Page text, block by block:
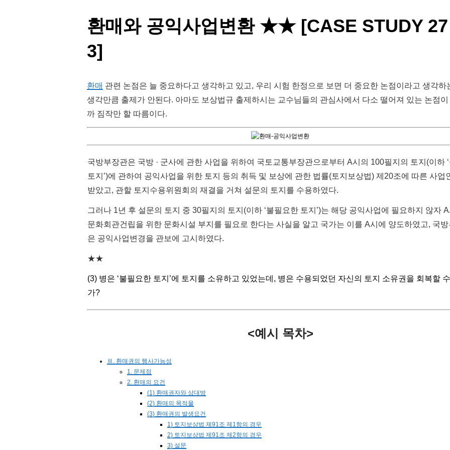
환매와 공익사업변환 ★★ [CASE STUDY
3]
환매 관련 논점은 늘 중요하다고 생각하고 있고, 우리 시험 한정으로 보면 더 중요한 논점이라고 생각하
생각만큼 출제가 안된다. 아마도 보상법규 출제하시는 교수님들의 관심사에서 다소 떨어져 있는 논점
까 짐작만 할 따름이다.
국방부장관은 국방 · 군사에 관한 사업을 위하여 국토교통부장관으로부터 A시의 100필지의 토지(이하
토지’)에 관하여 공익사업을 위한 토지 등의 취득 및 보상에 관한 법률(토지보상법) 제20조에 따른 사업
받았고, 관할 토지수용위원회의 재결을 거쳐 설문의 토지를 수용하였다.
그러나 1년 후 설문의 토지 중 30필지의 토지(이하 ‘불필요한 토지’)는 해당 공익사업에 필요하지 않자
문화회관건립을 위한 문화시설 부지를 필요로 한다는 사실을 알고 국가는 이를 A시에 양도하였고, 국
은 공익사업변경을 관보에 고시하였다.
★★
(3) 병은 ‘불필요한 토지’에 토지를 소유하고 있었는데, 병은 수용되었던 자신의 토지 소유권을 회복할
가?
<예시 목차>
Ⅲ. 환매권의 행사가능성
1. 문제점
2. 환매의 요건
(1) 환매권자와 상대방
(2) 환매의 목적물
(3) 환매권의 발생요건
1) 토지보상법 제91조 제1항의 경우
2) 토지보상법 제91조 제2항의 경우
3) 설문